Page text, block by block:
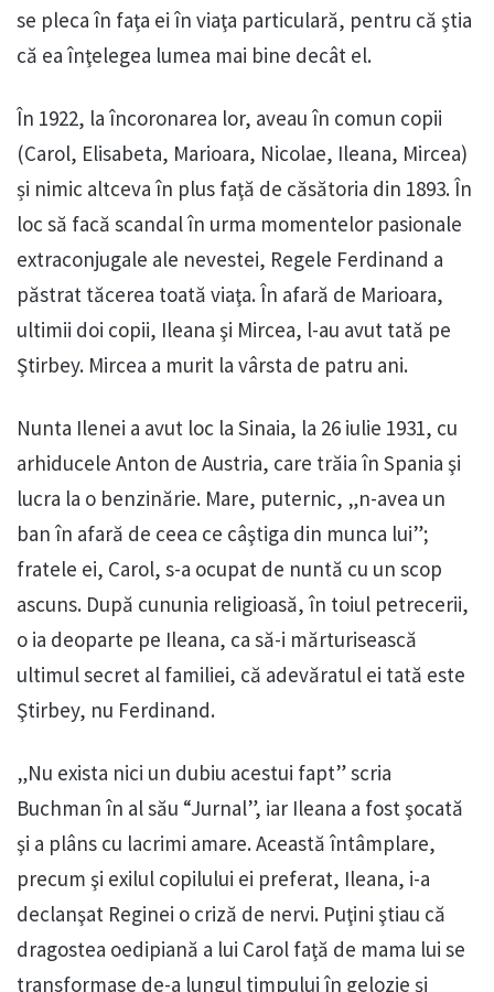
se pleca în faţa ei în viaţa particulară, pentru că ştia
că ea înţelegea lumea mai bine decât el.
În 1922, la încoronarea lor, aveau în comun copii
(Carol, Elisabeta, Marioara, Nicolae, Ileana, Mircea)
și nimic altceva în plus faţă de căsătoria din 1893. În
loc să facă scandal în urma momentelor pasionale
extraconjugale ale nevestei, Regele Ferdinand a
păstrat tăcerea toată viaţa. În afară de Marioara,
ultimii doi copii, Ileana şi Mircea, l-au avut tată pe
Ştirbey. Mircea a murit la vârsta de patru ani.
Nunta Ilenei a avut loc la Sinaia, la 26 iulie 1931, cu
arhiducele Anton de Austria, care trăia în Spania şi
lucra la o benzinărie. Mare, puternic, „n-avea un
ban în afară de ceea ce câştiga din munca lui”;
fratele ei, Carol, s-a ocupat de nuntă cu un scop
ascuns. După cununia religioasă, în toiul petrecerii,
o ia deoparte pe Ileana, ca să-i mărturisească
ultimul secret al familiei, că adevăratul ei tată este
Ştirbey, nu Ferdinand.
„Nu exista nici un dubiu acestui fapt” scria
Buchman în al său “Jurnal”, iar Ileana a fost şocată
şi a plâns cu lacrimi amare. Această întâmplare,
precum şi exilul copilului ei preferat, Ileana, i-a
declanşat Reginei o criză de nervi. Puţini ştiau că
dragostea oedipiană a lui Carol faţă de mama lui se
transformase de-a lungul timpului în gelozie şi